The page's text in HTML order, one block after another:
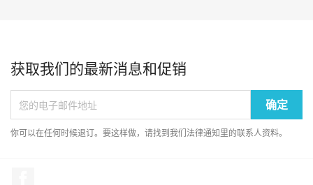
获取我们的最新消息和促销
你可以在任何时候退订。要这样做，请找到我们法律通知里的联系人资料。